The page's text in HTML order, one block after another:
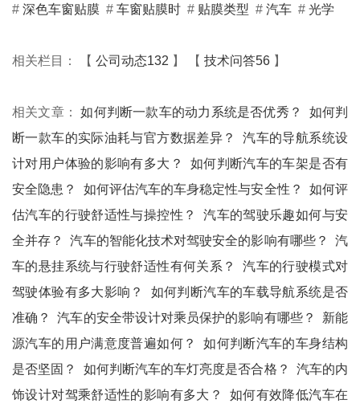
# 深色车窗贴膜 # 车窗贴膜时 # 贴膜类型 # 汽车 # 光学
相关栏目： 【 公司动态132 】 【 技术问答56 】
相关文章：如何判断一款车的动力系统是否优秀？
如何判
断一款车的实际油耗与官方数据差异？
汽车的导航系统设
计对用户体验的影响有多大？
如何判断汽车的车架是否有
安全隐患？
如何评估汽车的车身稳定性与安全性？
如何评
估汽车的行驶舒适性与操控性？
汽车的驾驶乐趣如何与安
全并存？
汽车的智能化技术对驾驶安全的影响有哪些？
汽
车的悬挂系统与行驶舒适性有何关系？
汽车的行驶模式对
驾驶体验有多大影响？
如何判断汽车的车载导航系统是否
准确？
汽车的安全带设计对乘员保护的影响有哪些？
新能
源汽车的用户满意度普遍如何？
如何判断汽车的车身结构
是否坚固？
如何判断汽车的车灯亮度是否合格？
汽车的内
饰设计对驾乘舒适性的影响有多大？
如何有效降低汽车在